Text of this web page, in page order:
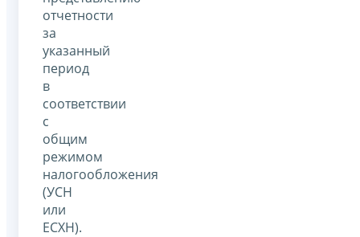
отчетности
за
указанный
период
в
соответствии
с
общим
режимом
налогообложения
(УСН
или
ЕСХН).